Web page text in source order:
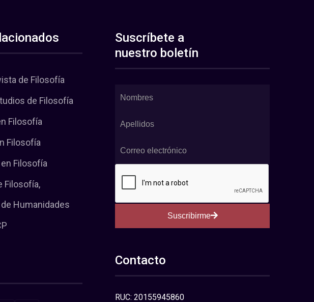
de Filosofía
de Filosofía
Filosofía
Filosofía
Filosofía
Filosofía,
Humanidades
Suscríbete a
nuestro boletín
Suscribirme
Contacto
RUC: 20155945860